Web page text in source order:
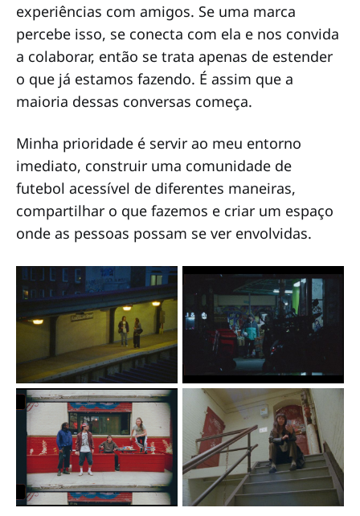
experiências com amigos. Se uma marca
percebe isso, se conecta com ela e nos convida
a colaborar, então se trata apenas de estender
o que já estamos fazendo. É assim que a
maioria dessas conversas começa.
Minha prioridade é servir ao meu entorno
imediato, construir uma comunidade de
futebol acessível de diferentes maneiras,
compartilhar o que fazemos e criar um espaço
onde as pessoas possam se ver envolvidas.